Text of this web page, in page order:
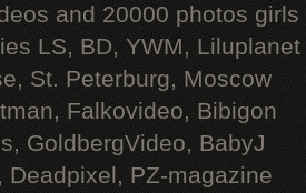
and 20000 photos
LS, BD, YWM, Liluplanet
St. Peterburg, Moscow
Falkovideo, Bibigon
GoldbergVideo, BabyJ
Deadpixel, PZ-magazine